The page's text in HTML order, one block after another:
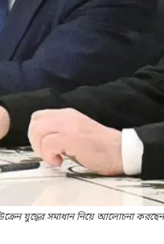
যুদ্ধের সমাধান নিয়ে আলোচনা